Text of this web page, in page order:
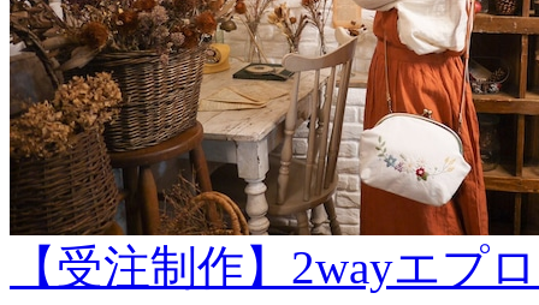
【受注制作】2wayエプ